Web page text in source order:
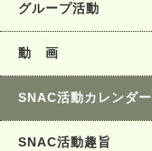
グループ活動
動 画
SNAC活動カレンダー
SNAC活動趣旨